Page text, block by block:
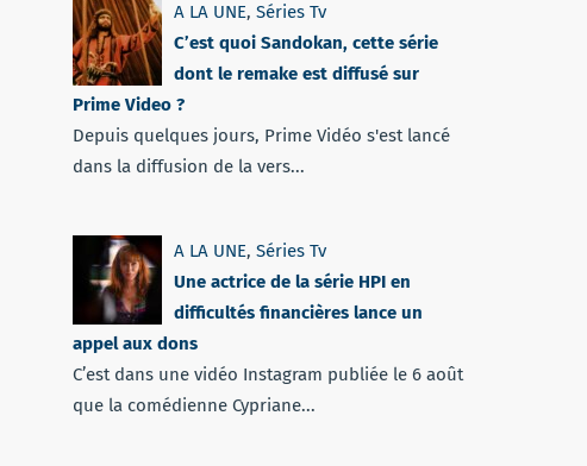
A LA UNE, Séries Tv
C’est quoi Sandokan, cette série
dont le remake est diffusé sur
Prime Video ?
Depuis quelques jours, Prime Vidéo s'est lancé
dans la diffusion de la vers...
A LA UNE, Séries Tv
Une actrice de la série HPI en
difficultés financières lance un
appel aux dons
C’est dans une vidéo Instagram publiée le 6 août
que la comédienne Cypriane...